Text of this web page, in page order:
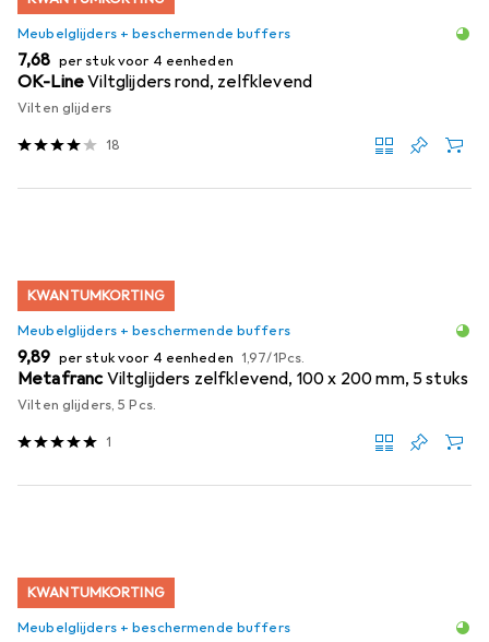
Meubelglijders + beschermende buffers
EUR
7,68 per stuk voor 4 eenheden
OK-LineViltglijders rond, zelfklevend
Vilten glijders
18
KWANTUMKORTING
Meubelglijders + beschermende buffers
EUR
9,89 per stuk voor 4 eenheden EUR
1,97/1Pcs.
MetafrancViltglijders zelfklevend, 100 x 200 mm, 5 stuks
Vilten glijders, 5 Pcs.
1
KWANTUMKORTING
Meubelglijders + beschermende buffers